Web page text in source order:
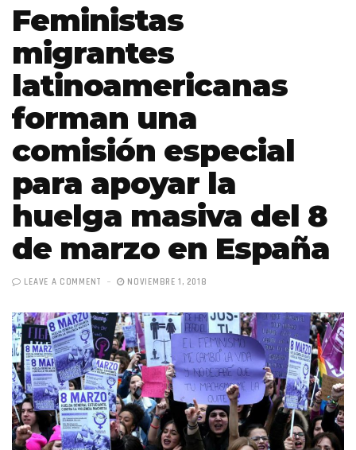
Feministas
migrantes
latinoamericanas
forman una
comisión especial
para apoyar la
huelga masiva del 8
de marzo en España
LEAVE A COMMENT NOVIEMBRE 1, 2018